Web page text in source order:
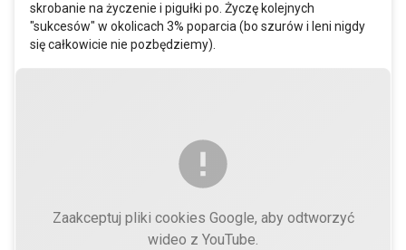
skrobanie na życzenie i pigułki po. Życzę kolejnych
"sukcesów" w okolicach 3% poparcia (bo szurów i leni nigdy
się całkowicie nie pozbędziemy).
Zaakceptuj pliki cookies Google, aby odtworzyć
wideo z YouTube.